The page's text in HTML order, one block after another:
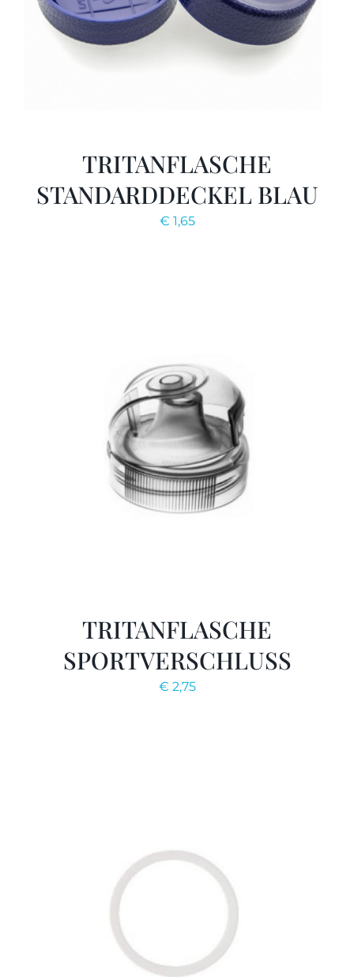
TRITANFLASCHE
STANDARDDECKEL BLAU
€ 1,65
TRITANFLASCHE
SPORTVERSCHLUSS
€ 2,75